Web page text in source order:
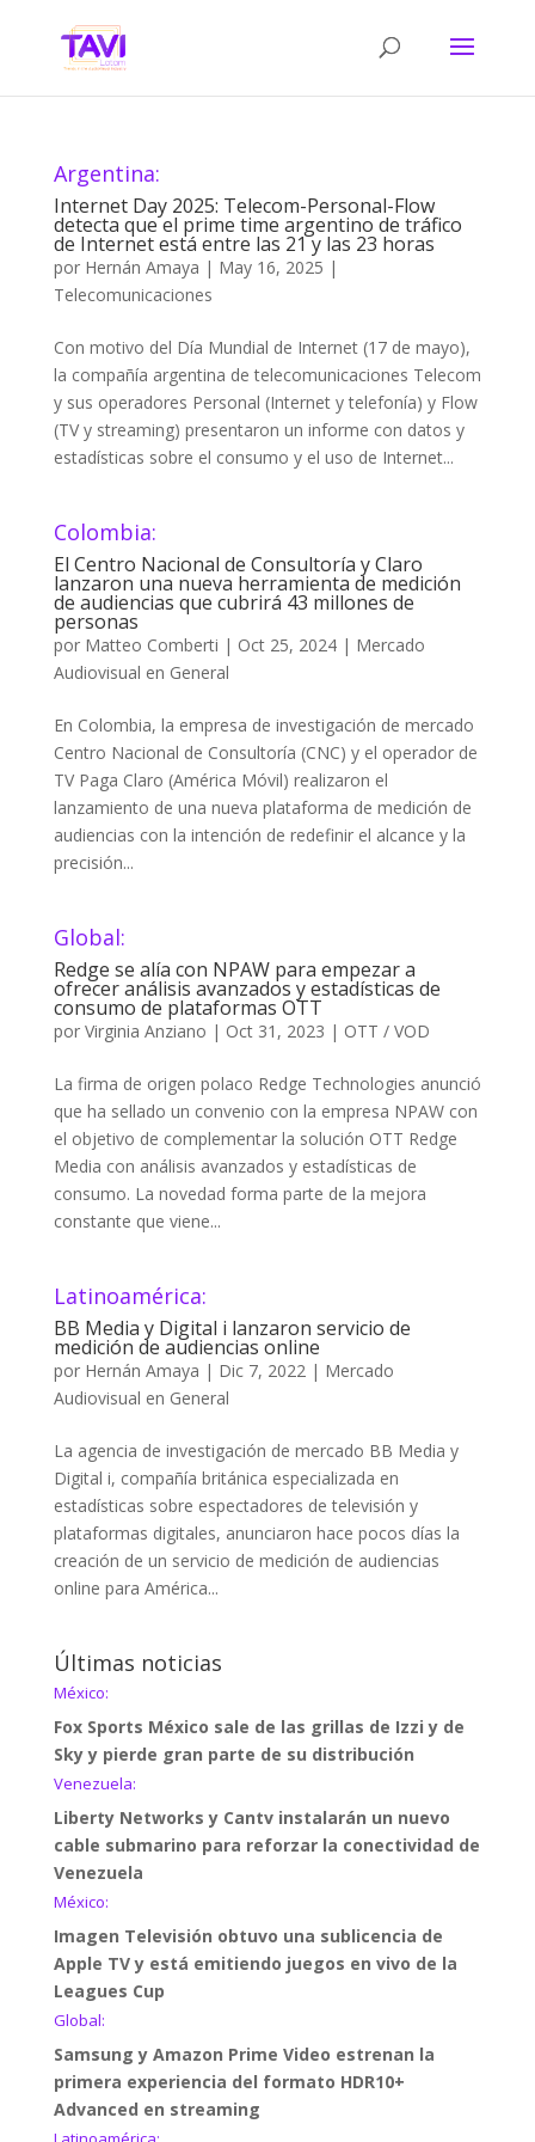
Argentina:
Internet Day 2025: Telecom-Personal-Flow
detecta que el prime time argentino de tráfico
de Internet está entre las 21 y las 23 horas
por Hernán Amaya | May 16, 2025 |
Telecomunicaciones
Con motivo del Día Mundial de Internet (17 de mayo),
la compañía argentina de telecomunicaciones Telecom
y sus operadores Personal (Internet y telefonía) y Flow
(TV y streaming) presentaron un informe con datos y
estadísticas sobre el consumo y el uso de Internet...
Colombia:
El Centro Nacional de Consultoría y Claro
lanzaron una nueva herramienta de medición
de audiencias que cubrirá 43 millones de
personas
por Matteo Comberti | Oct 25, 2024| Mercado
Audiovisual en General
En Colombia, la empresa de investigación de mercado
Centro Nacional de Consultoría (CNC) y el operador de
TV Paga Claro (América Móvil) realizaron el
lanzamiento de una nueva plataforma de medición de
audiencias con la intención de redefinir el alcance y la
precisión...
Global:
Redge se alía con NPAW para empezar a
ofrecer análisis avanzados y estadísticas de
consumo de plataformas OTT
por Virginia Anziano | Oct 31, 2023 | OTT / VOD
La firma de origen polaco Redge Technologies anunció
que ha sellado un convenio con la empresa NPAW con
el objetivo de complementar la solución OTT Redge
Media con análisis avanzados y estadísticas de
consumo. La novedad forma parte de la mejora
constante que viene...
Latinoamérica:
BB Media y Digital i lanzaron servicio de
medición de audiencias online
por Hernán Amaya | Dic 7, 2022| Mercado
Audiovisual en General
La agencia de investigación de mercado BB Media y
Digital i, compañía británica especializada en
estadísticas sobre espectadores de televisión y
plataformas digitales, anunciaron hace pocos días la
creación de un servicio de medición de audiencias
online para América...
Últimas noticias
México:
Fox Sports México sale de las grillas de Izzi y de
Sky y pierde gran parte de su distribución
Venezuela:
Liberty Networks y Cantv instalarán un nuevo
cable submarino para reforzar la conectividad de
Venezuela
México:
Imagen Televisión obtuvo una sublicencia de
Apple TV y está emitiendo juegos en vivo de la
Leagues Cup
Global:
Samsung y Amazon Prime Video estrenan la
primera experiencia del formato HDR10+
Advanced en streaming